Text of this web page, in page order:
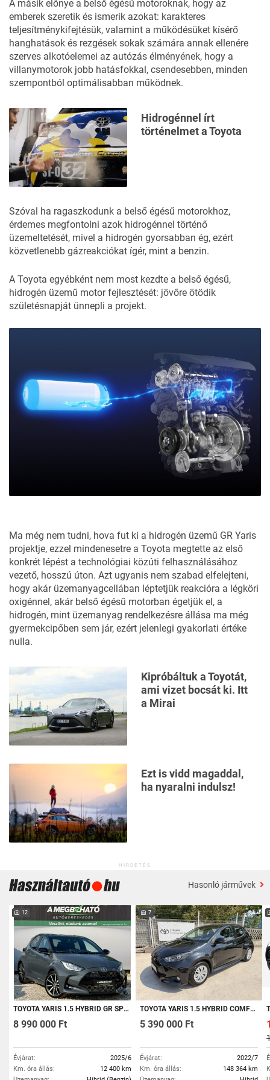
A másik előnye a belső égésű motoroknak, hogy az
emberek szeretik és ismerik azokat: karakteres
teljesítménykifejtésük, valamint a működésüket kísérő
hanghatások és rezgések sokak számára annak ellenére
szerves alkotóelemei az autózás élményének, hogy a
villanymotorok jobb hatásfokkal, csendesebben, minden
szempontból optimálisabban működnek.
Hidrogénnel írt
történelmet a Toyota
Szóval ha ragaszkodunk a belső égésű motorokhoz,
érdemes megfontolni azok hidrogénnel történő
üzemeltetését, mivel a hidrogén gyorsabban ég, ezért
közvetlenebb gázreakciókat ígér, mint a benzin.
A Toyota egyébként nem most kezdte a belső égésű,
hidrogén üzemű motor fejlesztését: jövőre ötödik
születésnapját ünnepli a projekt.
Ma még nem tudni, hova fut ki a hidrogén üzemű GR Yaris
projektje, ezzel mindenesetre a Toyota megtette az első
konkrét lépést a technológiai közúti felhasználásához
vezető, hosszú úton. Azt ugyanis nem szabad elfelejteni,
hogy akár üzemanyagcellában léptetjük reakcióra a légköri
oxigénnel, akár belső égésű motorban égetjük el, a
hidrogén, mint üzemanyag rendelkezésre állása ma még
gyermekcipőben sem jár, ezért jelenlegi gyakorlati értéke
nulla.
Kipróbáltuk a Toyotát,
ami vizet bocsát ki. Itt
a Mirai
Ezt is vidd magaddal,
ha nyaralni indulsz!
HIRDETÉS
Hasonló járművek
12
TOYOTA YARIS 1.5 HYBRID GR SPORT E-CVT 12E KM. FRISS SZERVIZ. GYÁRI GARANCIA
8 990 000 Ft
Évjárat:
2025/6
Km. óra állás:
12 400 km
7
TOYOTA YARIS 1.5 HYBRID COMFORT E-CVT 2022 - SMART KULCS - NAVI - KAMERA - VEZETÉST TÁM. RENDSZEREK
5 390 000 Ft
Évjárat:
2022/7
Km. óra állás:
148 364 km